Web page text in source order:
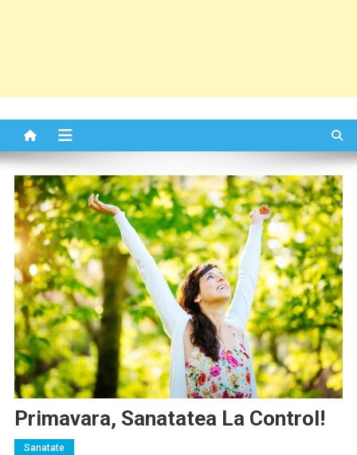
Primavara, Sanatatea La Control!
Sanatate